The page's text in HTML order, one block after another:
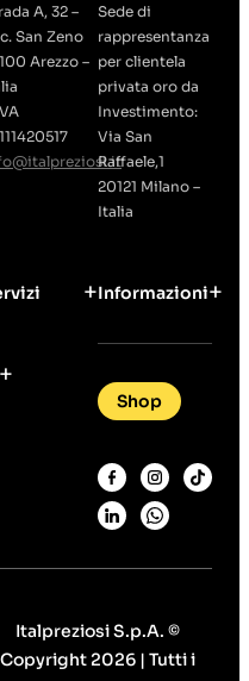
A, 32 –
San Zeno
Arezzo –
Sede di
rappresentanza
per clientela
privata oro da
Investimento:
Via San
Raffaele,1
20121 Milano –
Italia
Informazioni
Shop
Italpreziosi S.p.A. ©
Copyright 2026 | Tutti i